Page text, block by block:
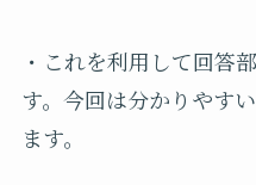
・これを利用して回答
す。今回は分かりやす
ます。